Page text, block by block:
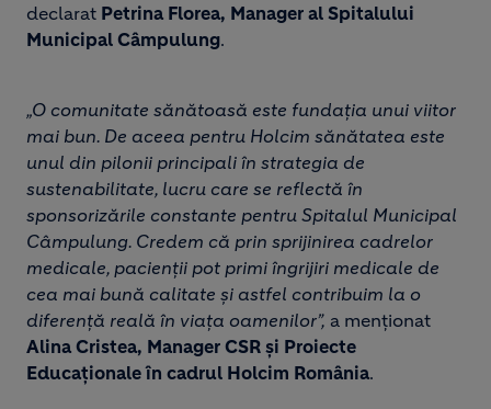
declarat Petrina Florea, Manager al Spitalului
Municipal Câmpulung.
„O comunitate sănătoasă este fundația unui viitor
mai bun. De aceea pentru Holcim sănătatea este
unul din pilonii principali în strategia de
sustenabilitate, lucru care se reflectă în
sponsorizările constante pentru Spitalul Municipal
Câmpulung. Credem că prin sprijinirea cadrelor
medicale, pacienții pot primi îngrijiri medicale de
cea mai bună calitate și astfel contribuim la o
diferență reală în viața oamenilor”, a menționat
Alina Cristea, Manager CSR și Proiecte
Educaționale în cadrul Holcim România.